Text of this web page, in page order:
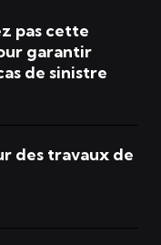
pas cette
garantir
de sinistre
des travaux de